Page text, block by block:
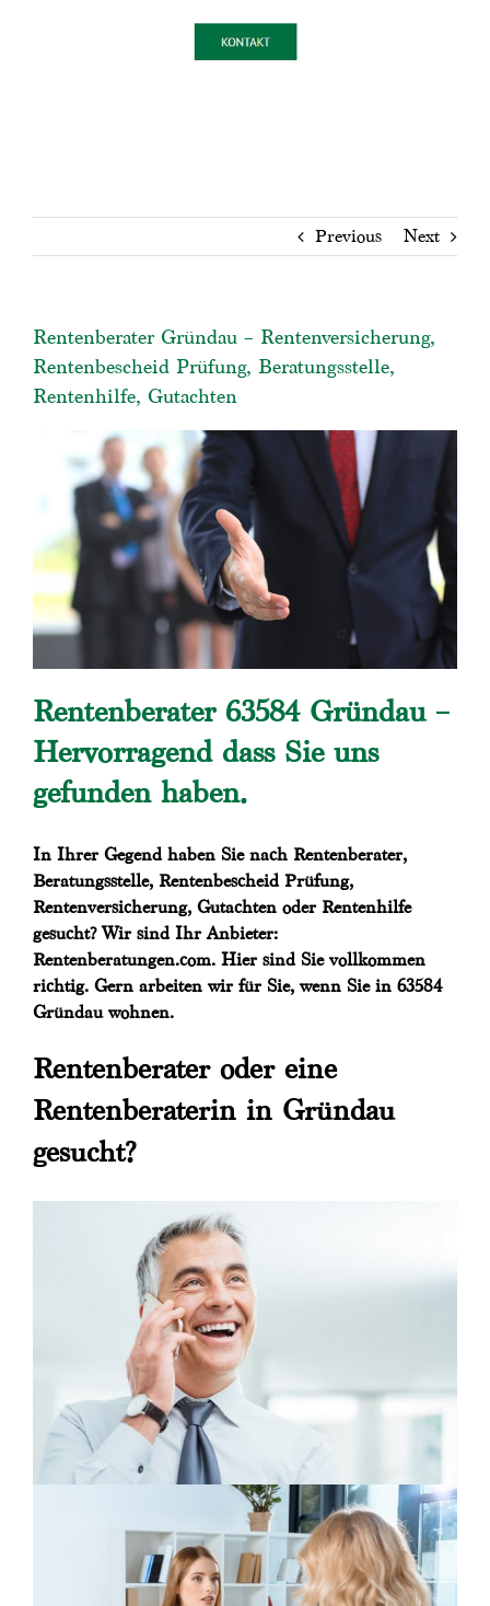
Previous Next
Rentenberater Gründau – Rentenversicherung,
Rentenbescheid Prüfung, Beratungsstelle,
Rentenhilfe, Gutachten
Rentenberater 63584 Gründau –
Hervorragend dass Sie uns
gefunden haben.
In Ihrer Gegend haben Sie nach Rentenberater,
Beratungsstelle, Rentenbescheid Prüfung,
Rentenversicherung, Gutachten oder Rentenhilfe
gesucht? Wir sind Ihr Anbieter:
Rentenberatungen.com. Hier sind Sie vollkommen
richtig. Gern arbeiten wir für Sie, wenn Sie in 63584
Gründau wohnen.
Rentenberater oder eine
Rentenberaterin in Gründau
gesucht?